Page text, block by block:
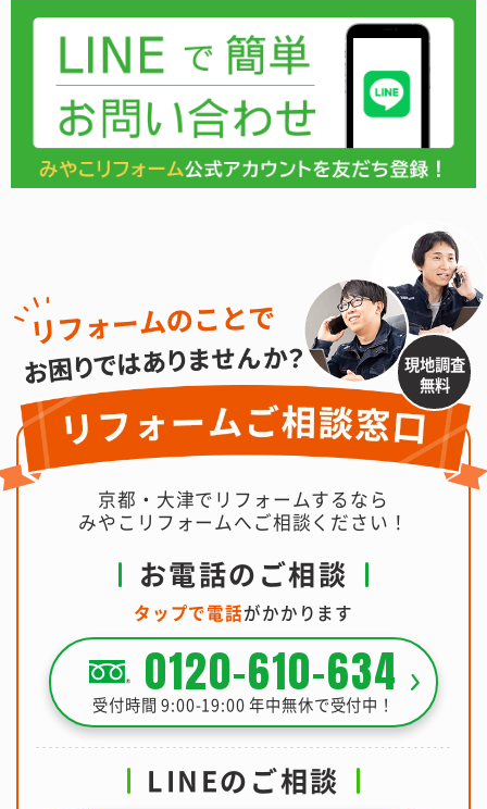
現地調査
無料
京都・大津でリフォームするなら
みやこリフォームへご相談ください！
お電話のご相談
タップで電話がかかります
0120-610-634
受付時間 9:00-19:00 年中無休で受付中！
LINEのご相談